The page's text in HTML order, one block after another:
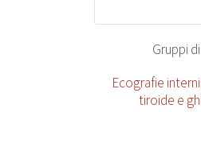
Gruppi
Ecografie
tiroide e